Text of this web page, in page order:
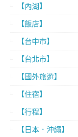
【內湖】
【飯店】
【台中市】
【台北市】
【國外旅遊】
【住宿】
【行程】
【日本．沖繩】